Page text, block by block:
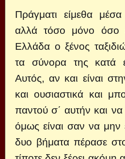
Πράγματι είμεθα
αλλά τόσο μόνο όσο
Ελλάδα ο ξένος
τα σύνορα της κατά
Αυτός, αν και είναι
και ουσιαστικά και
παντού σ΄ αυτήν και
όμως είναι σαν να μην
δυο βήματα πέρασε